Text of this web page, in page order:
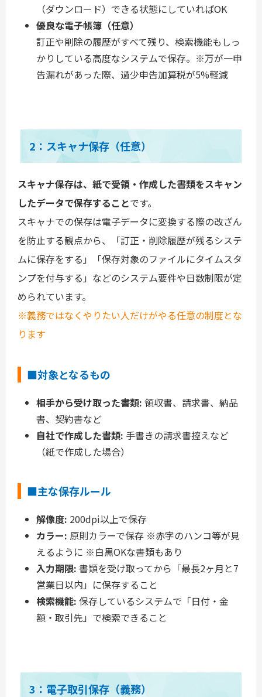
（ダウンロード）できる状態にしていればOK
優良な電子帳簿（任意）
訂正や削除の履歴がすべて残り、検索機能もしっ
かりしている高度なシステムで保存。※万が一申
告漏れがあった際、過少申告加算税が5%軽減
2：スキャナ保存（任意）
スキャナ保存は、紙で受領・作成した書類をスキャン
したデータで保存することです。
スキャナでの保存は電子データに変換する際の改ざん
を防止する観点から、「訂正・削除履歴が残るシステ
ムに保存をする」「保存対象のファイルにタイムスタ
ンプを付与する」などのシステム要件や日数制限が定
められています。
※義務ではなくやりたい人だけがやる任意の制度とな
ります
■対象となるもの
相手から受け取った書類: 領収書、請求書、納品
書、契約書など
自社で作成した書類: 手書きの請求書控えなど
（紙で作成した場合）
■主な保存ルール
解像度: 200dpi以上で保存
カラー: 原則カラーで保存 ※赤字のハンコ等が見
えるように ※白黒OKな書類もあり
入力期限: 書類を受け取ってから「最長2ヶ月と7
営業日以内」に保存すること
検索機能: 保存しているシステムで「日付・金
額・取引先」で検索できること
3：電子取引保存（義務）